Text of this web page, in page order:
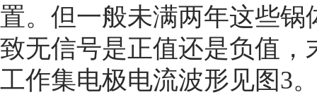
置。但一般未满两年这些
致无信号是正值还是负值
工作集电极电流波形见图3